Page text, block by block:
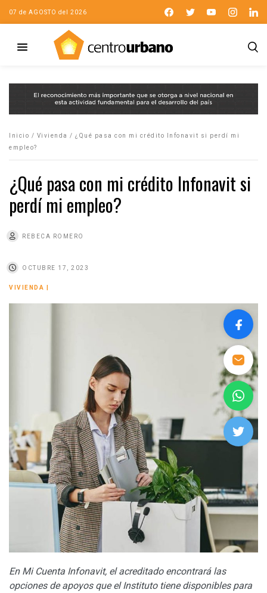
07 de AGOSTO del 2026
Inicio / Vivienda / ¿Qué pasa con mi crédito Infonavit si perdí mi
empleo?
¿Qué pasa con mi crédito Infonavit si
perdí mi empleo?
REBECA ROMERO
OCTUBRE 17, 2023
VIVIENDA
En Mi Cuenta Infonavit, elacreditado encontrará las
opciones de apoyos que el Instituto tiene disponibles para